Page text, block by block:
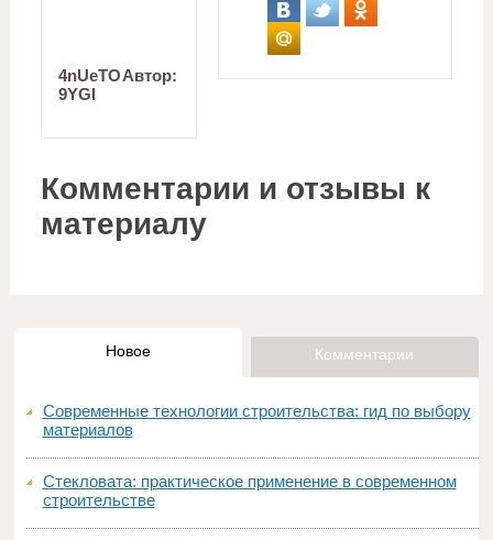
Автор:
4nUeTO
9YGI
Комментарии и отзывы к
материалу
Новое Комментарии
Современные технологии строительства: гид по выбору
материалов
Стекловата: практическое применение в современном
строительстве